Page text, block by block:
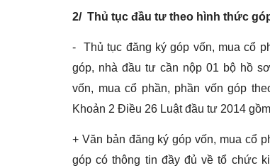
2/ Thủ tục đầu tư theo hình thức
- Thủ tục đăng ký góp vốn, mua cổ
góp, nhà đầu tư cần nộp 01 bộ hồ
vốn, mua cổ phần, phần vốn góp
Khoản 2 Điều 26 Luật đầu tư 2014
+ Văn bản đăng ký góp vốn, mua cổ
góp có thông tin đầy đủ về tổ chức